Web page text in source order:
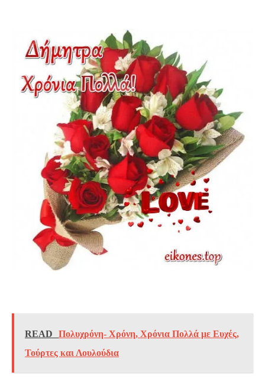
READ
Πολυχρόνη- Xρόνη, Χρόνια Πολλά με Ευχές,
Τούρτες και Λουλούδια